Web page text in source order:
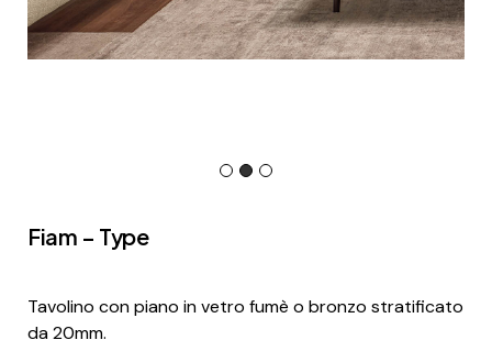
Fiam – Type
Tavolino con piano in vetro fumè o bronzo stratificato
da 20mm.